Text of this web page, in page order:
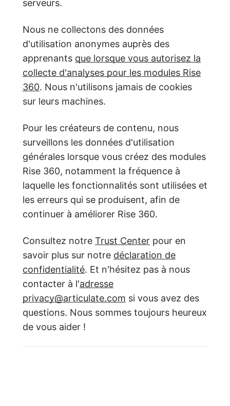
serveurs.
Nous ne collectons des données
d'utilisation anonymes auprès des
apprenants que lorsque vous autorisez la
collecte d'analyses pour les modules Rise
360. Nous n'utilisons jamais de cookies
sur leurs machines.
Pour les créateurs de contenu, nous
surveillons les données d'utilisation
générales lorsque vous créez des modules
Rise 360, notamment la fréquence à
laquelle les fonctionnalités sont utilisées et
les erreurs qui se produisent, afin de
continuer à améliorer Rise 360.
Consultez notre Trust Center pour en
savoir plus sur notre déclaration de
confidentialité. Et n'hésitez pas à nous
contacter à l'adresse
privacy@articulate.com si vous avez des
questions. Nous sommes toujours heureux
de vous aider !